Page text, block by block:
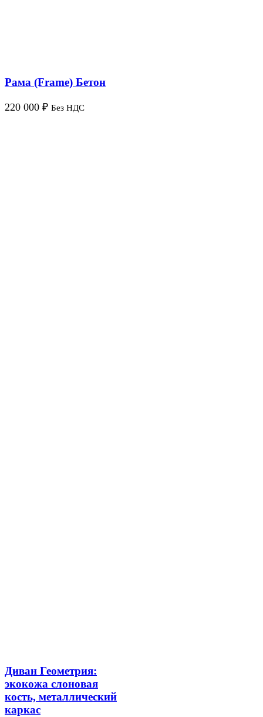
Рама (Frame) Бетон
220 000 ₽ Без НДС
Диван Геометрия:
экокожа слоновая
кость, металлический
каркас